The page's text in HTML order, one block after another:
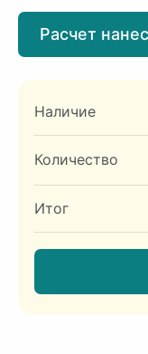
Расчет
Наличие
Количество
Итог